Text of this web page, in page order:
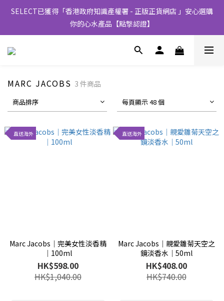
SELECT已獲得「香港政府知識產權署 - 正版正貨網店 」安心選購
你的心水產品【點撃認證】
MARC JACOBS 3 件商品
商品排序 每頁顯示 48 個
直送海外
Marc Jacobs│完美女性淡香精
│100ml
HK$598.00
HK$1,040.00
直送海外
Marc Jacobs│親愛雛菊天空之
鏡淡香水│50ml
HK$408.00
HK$740.00